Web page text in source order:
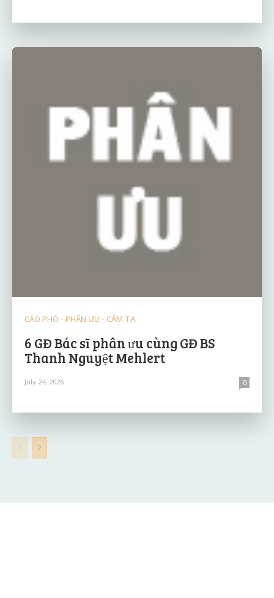
CÁO PHÓ - PHÂN ƯU - CẢM TẠ
6 GĐ Bác sĩ phân ưu cùng GĐ BS
Thanh Nguyệt Mehlert
July 24, 2026 0